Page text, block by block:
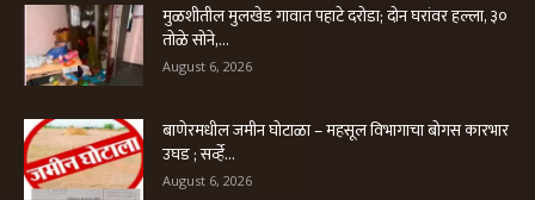
मुळशीतील मुलखेड गावात पहाटे दरोडा; दोन घरांवर हल्ला, ३०
तोळे सोने,...
August 6, 2026
बाणेरमधील जमीन घोटाळा – महसूल विभागाचा बोगस कारभार
उघड ; सर्व्हे...
August 6, 2026